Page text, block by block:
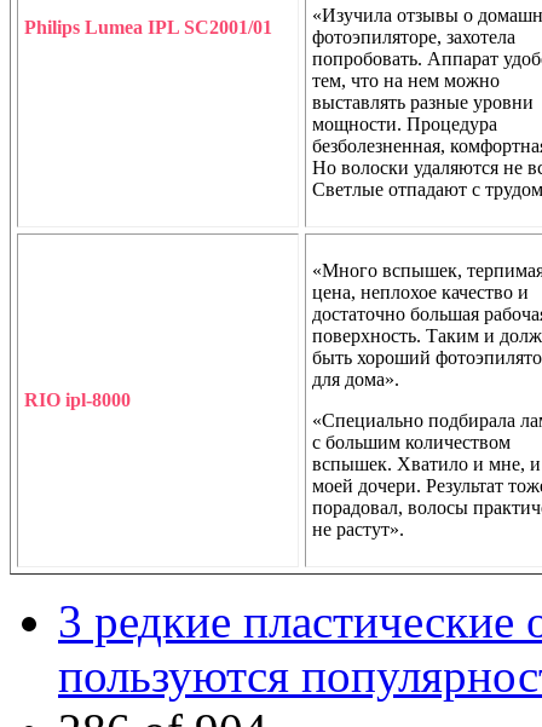
Philips Lumea IPL SC2001/01
«Изучила отзывы о
фотоэпиляторе, захотела
попробовать. Аппарат
тем, что на нем можно
выставлять разные уровни
мощности. Процедура
безболезненная,
Но волоски удаляются не
Светлые отпадают с
RIO ipl-8000
«Много вспышек,
цена, неплохое качество и
достаточно большая
поверхность. Таким и
быть хороший
для дома».
«Специально подбирала
с большим количеством
вспышек. Хватило и мне, и
моей дочери. Результат
порадовал, волосы
не растут».
3 редкие
пользуются